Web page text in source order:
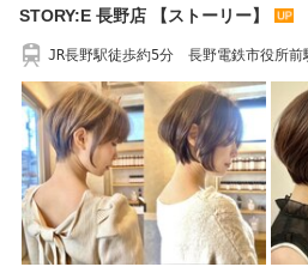
STORY:E 長野店 【ストーリー】
JR長野駅徒歩約5分 長野電鉄市役所